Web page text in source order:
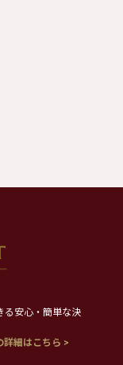
る安心・簡単な決
詳細はこちら >